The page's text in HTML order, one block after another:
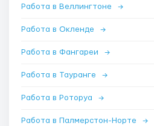
Работа в Веллингтоне →
Работа в Окленде →
Работа в Фангареи →
Работа в Тауранге →
Работа в Роторуа →
Работа в Палмерстон-Норте →